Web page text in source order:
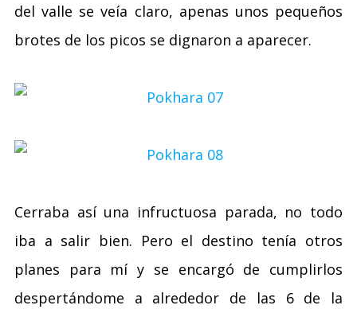
del valle se veía claro, apenas unos pequeños
brotes de los picos se dignaron a aparecer.
Cerraba así una infructuosa parada, no todo
iba a salir bien. Pero el destino tenía otros
planes para mí y se encargó de cumplirlos
despertándome a alrededor de las 6 de la